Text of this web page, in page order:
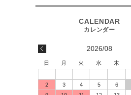
2026/08
日 月 火 水 木
2
3 4 5 6